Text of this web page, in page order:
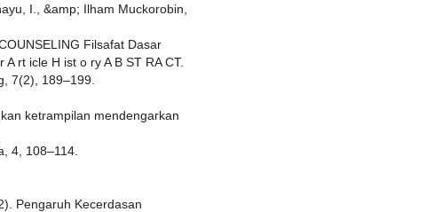
I., &amp; Ilham Muckorobin,
Filsafat Dasar
rt icle H ist o ry A B ST RA CT.
7(2), 189–199.
ketrampilan mendengarkan
4, 108–114.
Pengaruh Kecerdasan